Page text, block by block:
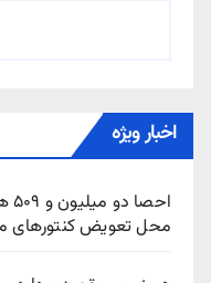
اخبار ویژه
محل تعویض کنتورهای